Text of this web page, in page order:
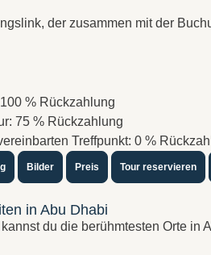
der zusammen mit der
% Rückzahlung
75 % Rückzahlung
Treffpunkt: 0 %
Bilder Preis Tour reservieren
in Abu Dhabi
du die berühmtesten Orte